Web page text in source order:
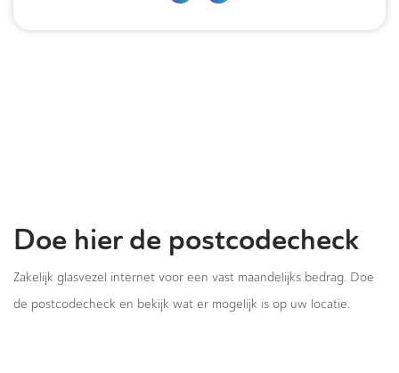
Doe hier de postcodecheck
Zakelijk glasvezel internet voor een vast maandelijks bedrag. Doe
de postcodecheck en bekijk wat er mogelijk is op uw locatie.